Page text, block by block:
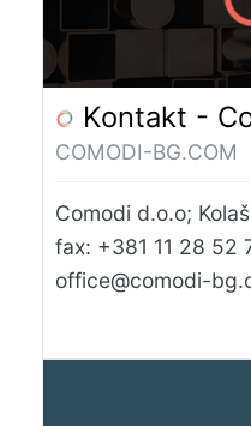
Kontakt -
COMODI-BG.COM
Comodi d.o.o;
fax: +381 11 28 52
office@comodi-